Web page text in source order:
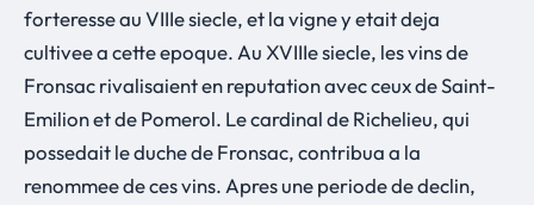
forteresse au VIIIe siecle, et la vigne y etait deja
cultivee a cette epoque. Au XVIIIe siecle, les vins de
Fronsac rivalisaient en reputation avec ceux de Saint-
Emilion et de Pomerol. Le cardinal de Richelieu, qui
possedait le duche de Fronsac, contribua a la
renommee de ces vins. Apres une periode de declin,